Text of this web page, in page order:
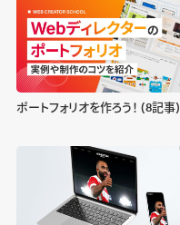
ポートフォリオを作ろう！ (8記事)